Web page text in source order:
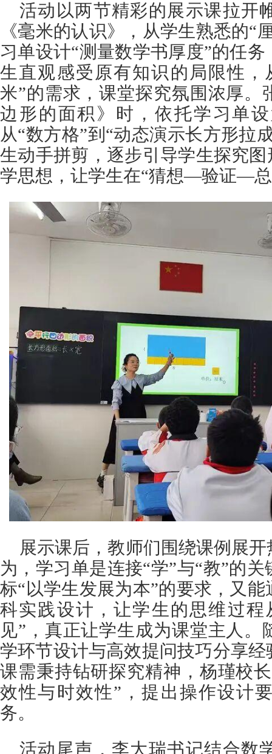
活动以两节精彩的展示课拉开
《毫米的认识》，从学生熟悉的“
习单设计“测量数学书厚度”的任
生直观感受原有知识的局限性，
米”的需求，课堂探究氛围浓厚。
边形的面积》时，依托学习单
从“数方格”到“动态演示长方形拉
生动手拼剪，逐步引导学生探究
学思想，让学生在“猜想—验证—
展示课后，教师们围绕课例展
为，学习单是连接“学”与“教”的
标“以学生发展为本”的要求，又
科实践设计，让学生的思维过程
见”，真正让学生成为课堂主人。
学环节设计与高效提问技巧分享
课需秉持钻研探究精神，杨瑾校
效性与时效性”，提出操作设计
务。
活动尾声，李大瑞书记结合数